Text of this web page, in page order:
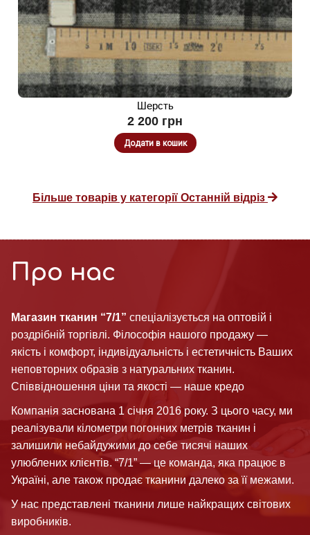
Шерсть
2 200 грн
Додати в кошик
Більше товарів у категорії Останній відріз
Про нас
Магазин тканин “7/1” спеціалізується на оптовій і
роздрібній торгівлі. Філософія нашого продажу —
якість і комфорт, індивідуальність і естетичність Ваших
неповторних образів з натуральних тканин.
Співвідношення ціни та якості — наше кредо
Компанія заснована 1 січня 2016 року. З цього часу, ми
реалізували кілометри погонних метрів тканин і
залишили небайдужими до себе тисячі наших
улюблених клієнтів. “7/1” — це команда, яка працює в
Україні, але також продає тканини далеко за її межами.
У нас представлені тканини лише найкращих світових
виробників.